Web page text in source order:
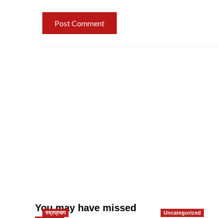
You may have missed
रुद्रप्रयाग Uncategorized